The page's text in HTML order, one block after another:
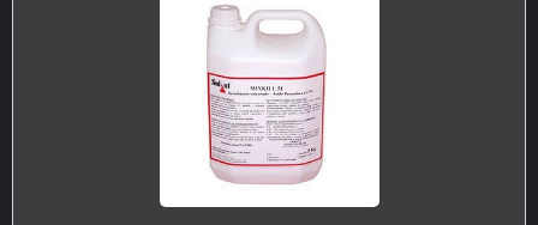
(mármore, granito, granilite, ardósia, paviflex, lajotas,
bom rendimento, eles são fornecidos em bombonas de
até 5 litros. Dentre os benefícios propiciados pelos
higienizadores, destacam-se: Ótimo rendimento
(capacidade de distribuição do produto); Preço justo;
Facilmente aplicável; Constituídos por componentes